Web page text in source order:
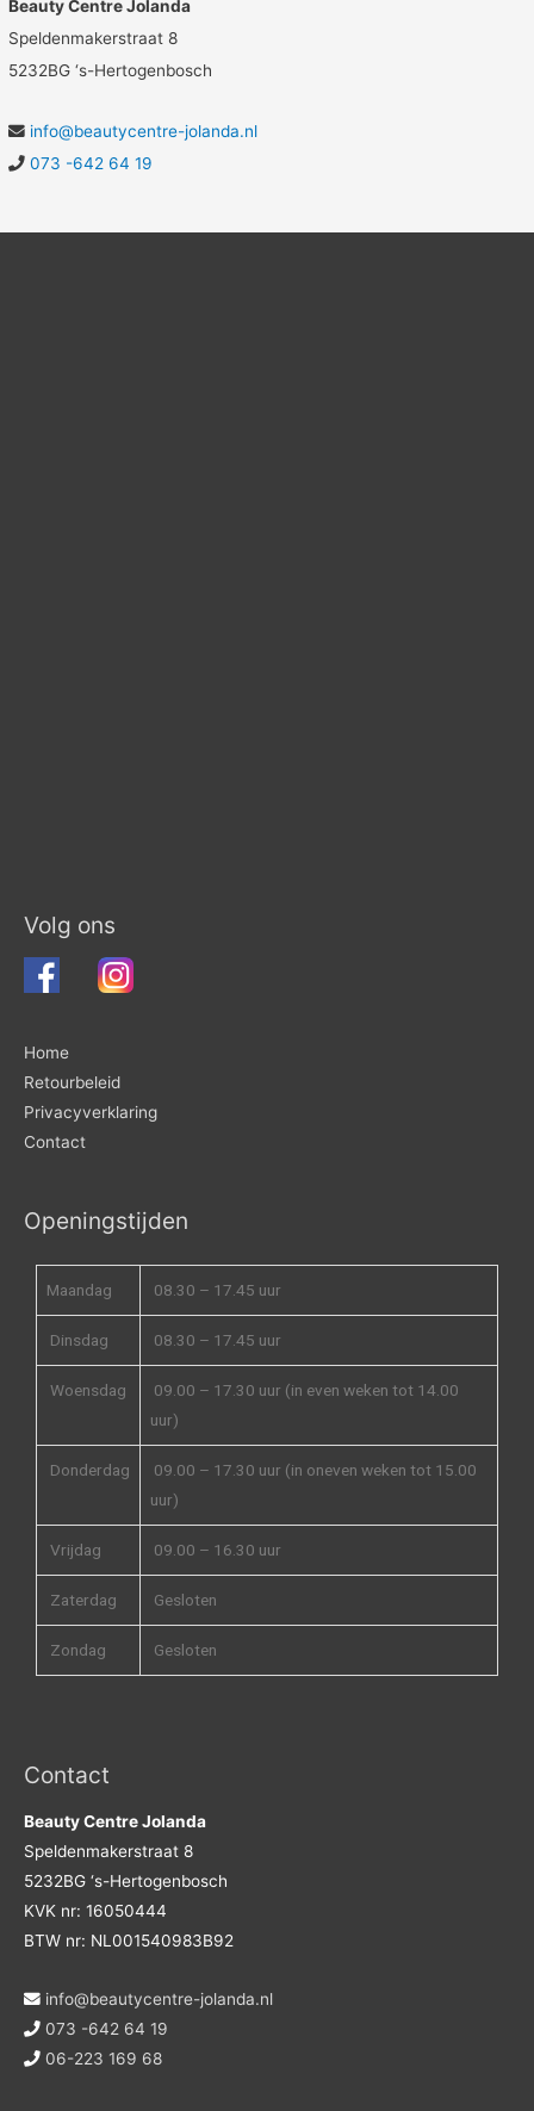
Beauty Centre Jolanda
Speldenmakerstraat 8
5232BG ‘s-Hertogenbosch
info@beautycentre-jolanda.nl
073 -642 64 19
Volg ons
Home
Retourbeleid
Privacyverklaring
Contact
Openingstijden
Maandag 08.30 – 17.45 uur
Dinsdag 08.30 – 17.45 uur
Woensdag
09.00 – 17.30 uur (in even weken tot 14.00
uur)
Donderdag
09.00 – 17.30 uur (in oneven weken tot 15.00
uur)
Vrijdag 09.00 – 16.30 uur
Zaterdag Gesloten
Zondag Gesloten
Contact
Beauty Centre Jolanda
Speldenmakerstraat 8
5232BG ‘s-Hertogenbosch
KVK nr: 16050444
BTW nr: NL001540983B92
info@beautycentre-jolanda.nl
073 -642 64 19
06-223 169 68